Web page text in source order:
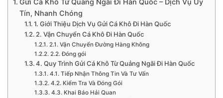
Gửi Cá Khô Từ Quảng Ngãi Đi Hàn Quốc – Dịch Vụ Uy
Tín, Nhanh Chóng
1. Giới Thiệu Dịch Vụ Gửi Cá Khô Đi Hàn Quốc
2. Vận Chuyển Cá Khô Đi Hàn Quốc
2.1. Vận Chuyển Đường Hàng Không
2.2. Đóng gói
4. Quy Trình Gửi Cá Khô Từ Quảng Ngãi Đi Hàn Quốc
4.1. Tiếp Nhận Thông Tin Và Tư Vấn
4.2. Kiểm Tra Và Đóng Gói
4.3. Khai Báo Hải Quan